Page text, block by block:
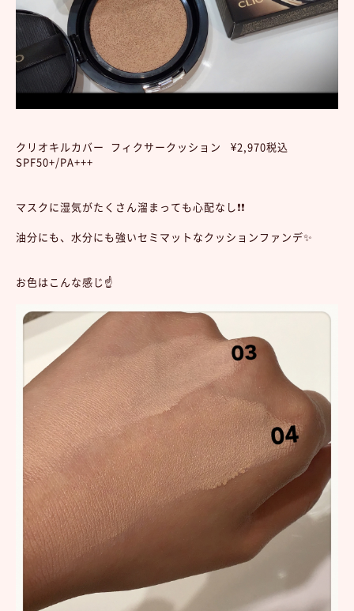
クリオキルカバー フィクサークッション ¥2,970税込
SPF50+/PA+++
マスクに湿気がたくさん溜まっても心配なし❗️❗️
油分にも、水分にも強いセミマットなクッションファンデ✨
お色はこんな感じ☝️